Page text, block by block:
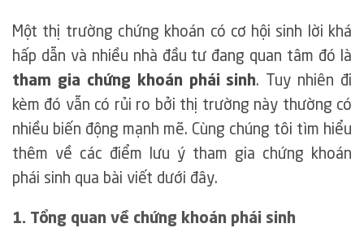
Một thị trường chứng khoán có cơ hội sinh lời khá
hấp dẫn và nhiều nhà đầu tư đang quan tâm đó là
tham gia chứng khoán phái sinh. Tuy nhiên đi
kèm đó vẫn có rủi ro bởi thị trường này thường có
nhiều biến động mạnh mẽ. Cùng chúng tôi tìm hiểu
thêm về các điểm lưu ý tham gia chứng khoán
phái sinh qua bài viết dưới đây.
1. Tổng quan về chứng khoán phái sinh